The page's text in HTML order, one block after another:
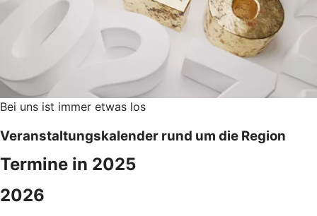
Bei uns ist immer etwas los
Veranstaltungskalender rund um die Region
Termine in 2025
2026